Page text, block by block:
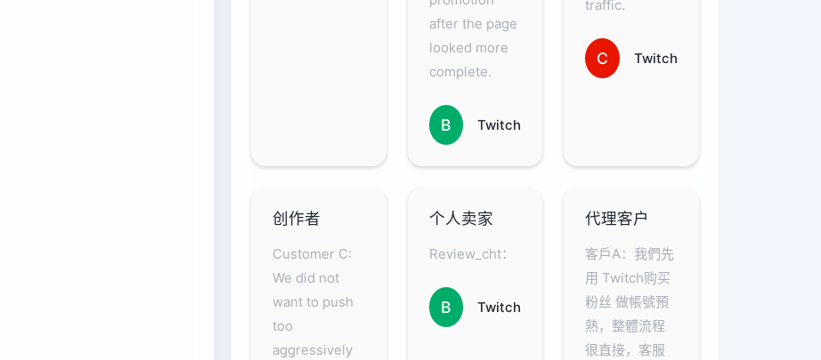
after the page
looked more
complete.
B Twitch
traffic.
C Twitch
创作者
Customer C:
We did not
want to push
too
aggressively
个人卖家
Review_cht：
B Twitch
代理客户
客戶A：我們先
用 Twitch购买
粉丝 做帳號預
熱，整體流程
很直接，客服